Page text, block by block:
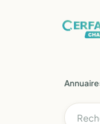
Annuaire